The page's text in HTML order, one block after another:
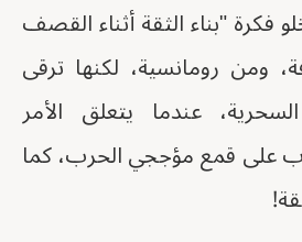
فكرة "بناء الثقة أثناء القصف
ومن رومانسية، لكنها ترقى
عندما يتعلق الأمر
على قمع مؤججي الحرب، كما